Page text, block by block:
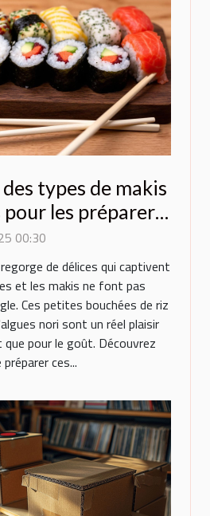
types de makis
pour les préparer
soi
00:30
de délices qui captivent
et les makis ne font pas
Ces petites bouchées de riz
nori sont un réel plaisir
pour le goût. Découvrez
ces...